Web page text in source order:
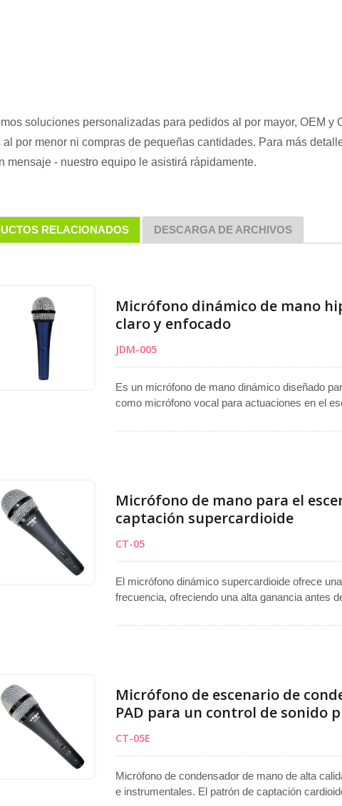
soluciones personalizadas para pedidos al por mayor, OEM y
al por menor ni compras de pequeñas cantidades. Para más
mensaje - nuestro equipo le asistirá rápidamente.
RELACIONADOS DESCARGA DE ARCHIVOS
Micrófono dinámico de mano
claro y enfocado
JDM-005
Es un micrófono de mano dinámico diseñado
como micrófono vocal para actuaciones en el
rechazo fuera del eje, minimizando la
Micrófono de mano para el
captación supercardioide
CT-05
El micrófono dinámico supercardioide ofrece
frecuencia, ofreciendo una alta ganancia antes
voces principales, voces de respaldo y
Micrófono de escenario de
PAD para un control de sonido
CT-05E
Micrófono de condensador de mano de alta
e instrumentales. El patrón de captación